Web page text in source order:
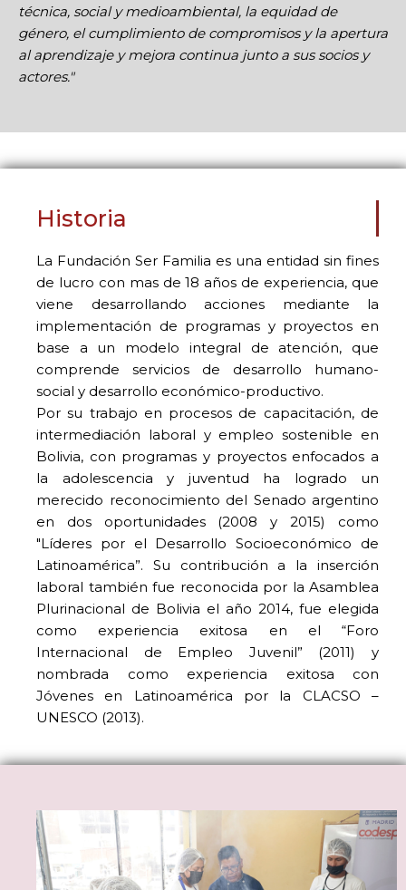
técnica, social y medioambiental, la equidad de
género, el cumplimiento de compromisos y la apertura
al aprendizaje y mejora continua junto a sus socios y
actores."
Historia
La Fundación Ser Familia es una entidad sin fines
de lucro con mas de 18 años de experiencia, que
viene desarrollando acciones mediante la
implementación de programas y proyectos en
base a un modelo integral de atención, que
comprende servicios de desarrollo humano-
social y desarrollo económico-productivo.
Por su trabajo en procesos de capacitación, de
intermediación laboral y empleo sostenible en
Bolivia, con programas y proyectos enfocados a
la adolescencia y juventud ha logrado un
merecido reconocimiento del Senado argentino
en dos oportunidades (2008 y 2015) como
"Líderes por el Desarrollo Socioeconómico de
Latinoamérica”. Su contribución a la inserción
laboral también fue reconocida por la Asamblea
Plurinacional de Bolivia el año 2014, fue elegida
como experiencia exitosa en el “Foro
Internacional de Empleo Juvenil” (2011) y
nombrada como experiencia exitosa con
Jóvenes en Latinoamérica por la CLACSO –
UNESCO (2013).